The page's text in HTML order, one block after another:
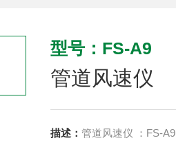
型号：FS-A9
管道风速仪
描述： 管道风速仪 ：FS-A9